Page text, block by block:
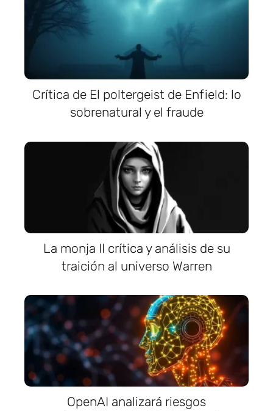
Crítica de El poltergeist de Enfield: lo
sobrenatural y el fraude
La monja II crítica y análisis de su
traición al universo Warren
OpenAI analizará riesgos